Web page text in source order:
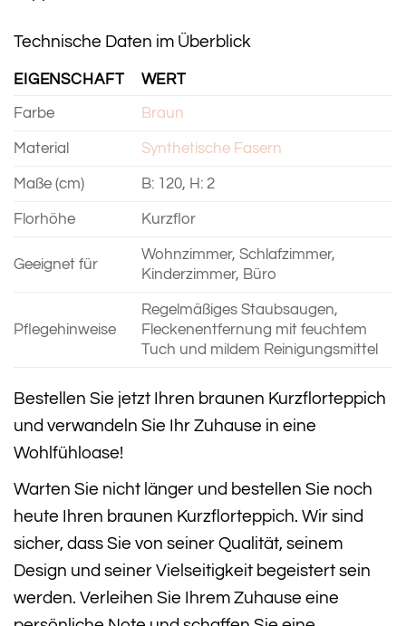
Technische Daten im Überblick
EIGENSCHAFT WERT
Farbe Braun
Material Synthetische Fasern
Maße (cm) B: 120, H: 2
Florhöhe Kurzflor
Geeignet für
Wohnzimmer, Schlafzimmer,
Kinderzimmer, Büro
Pflegehinweise
Regelmäßiges Staubsaugen,
Fleckenentfernung mit feuchtem
Tuch und mildem Reinigungsmittel
Bestellen Sie jetzt Ihren braunen Kurzflorteppich
und verwandeln Sie Ihr Zuhause in eine
Wohlfühloase!
Warten Sie nicht länger und bestellen Sie noch
heute Ihren braunen Kurzflorteppich. Wir sind
sicher, dass Sie von seiner Qualität, seinem
Design und seiner Vielseitigkeit begeistert sein
werden. Verleihen Sie Ihrem Zuhause eine